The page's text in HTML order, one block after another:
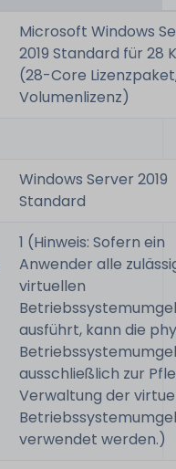
Microsoft Windows
2019 Standard für 28
(28-Core
Volumenlizenz)
Windows Server 2019
Standard
1 (Hinweis: Sofern ein
Anwender alle
virtuellen
ausführt, kann die
ausschließlich zur
Verwaltung der
verwendet werden.)